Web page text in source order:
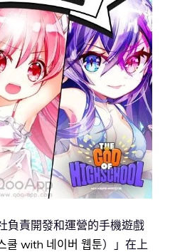
負責開發和運營的手機遊戲
쿨 with 네이버 웹툰）」在上